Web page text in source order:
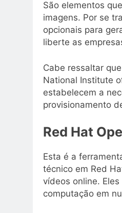
São elementos
imagens. Por se
opcionais para
liberte as
Cabe ressaltar
National Institute
estabelecem a
provisionamento
Red Hat
Esta é a
técnico em Red
vídeos online.
computação em